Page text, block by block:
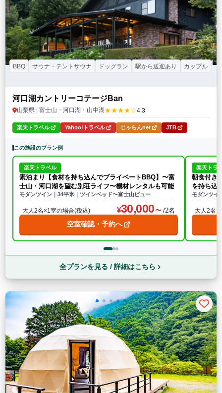
河口湖カントリーコテージBan
山梨県 | 富士山・河口湖・山中湖★★★★☆4.3
BBQ サウナ・テントサウナ ドッグラン 駅から送迎あり カップル 子
楽天トラベル Yahoo!トラベル じゃらんnet JTB
この施設のプラン例
楽天トラベル
素泊まり【食材を持ち込んでプライベートBBQ】〜富
士山・河口湖を望む別荘ライフ〜機材レンタルも可能
モダンツイン｜34平米｜ツインベッド〜富士山ビュー
大人2名×1室の場合(税込) 30,000 /2名
空室確認・予約へ
楽天トラ
朝食付き
を持ち込
モダンツイ
大人2名
全プランを見る / 詳細はこちら